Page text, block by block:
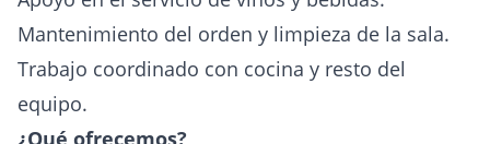
Mantenimiento del orden y limpieza de la sala.
Trabajo coordinado con cocina y resto del
equipo.
¿Qué ofrecemos?